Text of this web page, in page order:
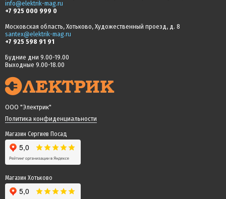
info@elektrik-mag.ru
+7 925 000 999 0
Московская область, Хотьково, Художественный проезд, д. 8
santex@elektrik-mag.ru
+7 925 598 91 91
Будние дни 9.00-19.00
Выходные 9.00-18.00
ООО "Электрик"
Политика конфиденциальности
Магазин Сергиев Посад
Магазин Хотьково